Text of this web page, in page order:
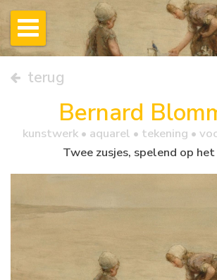
terug
Bernard
kunstwerk • aquarel • tekening •
Twee zusjes, spelend op